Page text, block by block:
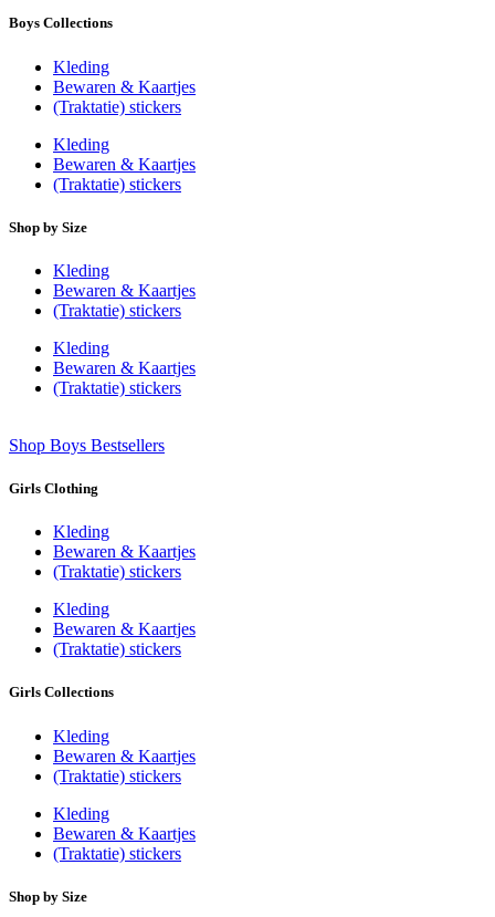
Boys Collections
Kleding
Bewaren & Kaartjes
(Traktatie) stickers
Kleding
Bewaren & Kaartjes
(Traktatie) stickers
Shop by Size
Kleding
Bewaren & Kaartjes
(Traktatie) stickers
Kleding
Bewaren & Kaartjes
(Traktatie) stickers
Shop Boys Bestsellers
Girls Clothing
Kleding
Bewaren & Kaartjes
(Traktatie) stickers
Kleding
Bewaren & Kaartjes
(Traktatie) stickers
Girls Collections
Kleding
Bewaren & Kaartjes
(Traktatie) stickers
Kleding
Bewaren & Kaartjes
(Traktatie) stickers
Shop by Size